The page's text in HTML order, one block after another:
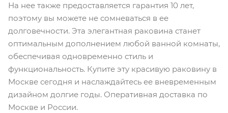
На нее также предоставляется гарантия 10 лет,
поэтому вы можете не сомневаться в ее
долговечности. Эта элегантная раковина станет
оптимальным дополнением любой ванной комнаты,
обеспечивая одновременно стиль и
функциональность. Купите эту красивую раковину в
Москве сегодня и наслаждайтесь ее вневременным
дизайном долгие годы. Оперативная доставка по
Москве и России.